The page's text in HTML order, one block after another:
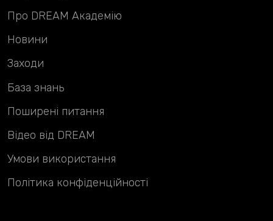
Про DREAM Академію
Новини
Умови використання
Політика конфіденційності
Заходи
База знань
Поширені питання
Відео від DREAM